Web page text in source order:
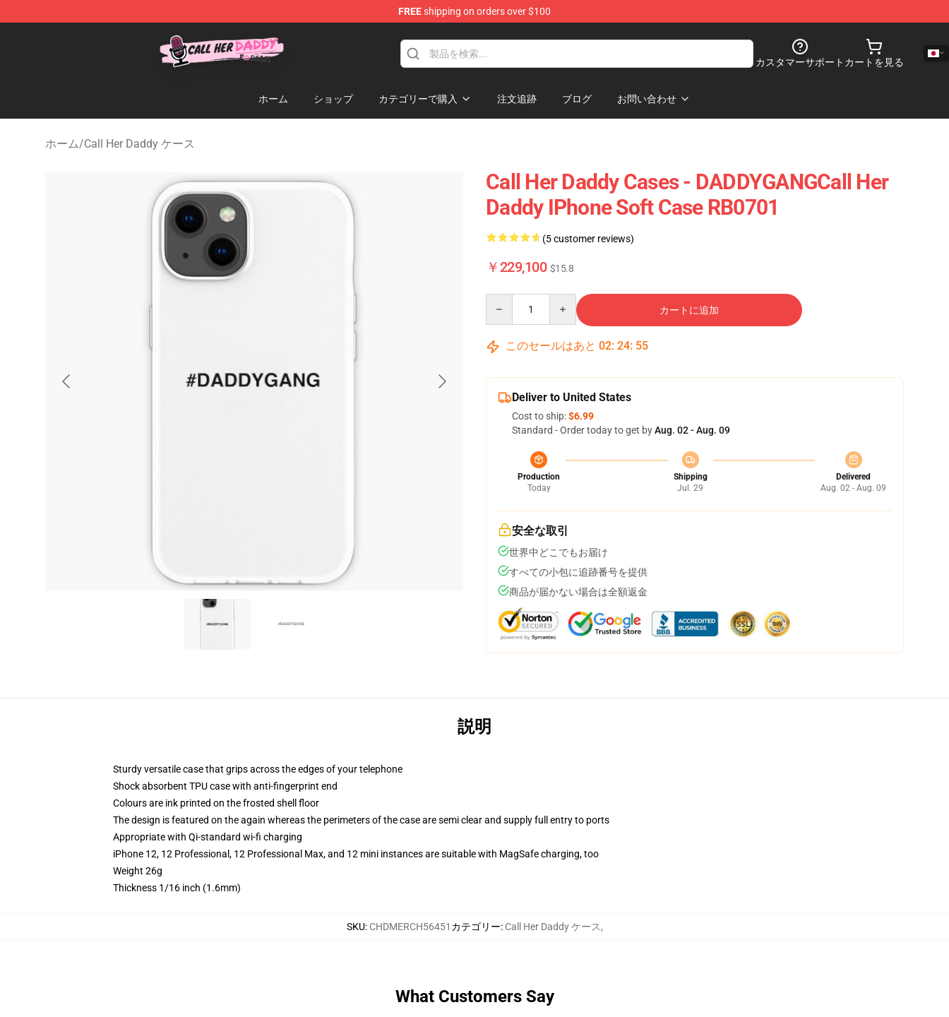
FREEshipping on orders over $100
Call Her Daddy Store - Official Call Her Daddy Merchandise Shop
カスタマーサポート カートを見る
ホーム ショップ カテゴリーで購入 注文追跡 ブログ お問い合わせ
ホーム/Call Her Daddy ケース
Call Her Daddy Cases - DADDYGANGCall Her
Daddy IPhone Soft Case RB0701
(5 customer reviews)
￥229,100 $15.8
カートに追加
このセールはあと 02: 24: 54
Deliver to United States
Cost to ship:$6.99
Standard - Order today to get byAug. 02 - Aug. 09
Production
Today
Shipping
Jul. 29
Delivered
Aug. 02 - Aug. 09
安全な取引
世界中どこでもお届け
すべての小包に追跡番号を提供
商品が届かない場合は全額返金
説明
Sturdy versatile case that grips across the edges of your telephone
Shock absorbent TPU case with anti-fingerprint end
Colours are ink printed on the frosted shell floor
The design is featured on the again whereas the perimeters of the case are semi clear and supply full entry to ports
Appropriate with Qi-standard wi-fi charging
iPhone 12, 12 Professional, 12 Professional Max, and 12 mini instances are suitable with MagSafe charging, too
Weight 26g
Thickness 1/16 inch (1.6mm)
SKU: CHDMERCH56451 カテゴリー: Call Her Daddy ケース,
What Customers Say